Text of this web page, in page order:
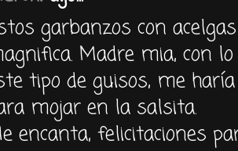
garbanzos con
Madre mia, con
tipo de guisos, me
mojar en la salsita.
encanta, felicitaciones